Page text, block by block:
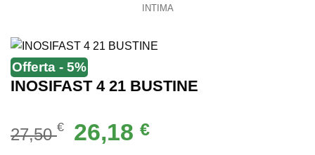
INTIMA
Offerta - 5%
INOSIFAST 4 21 BUSTINE
27,50€
Il
prezzo
26,18€Il